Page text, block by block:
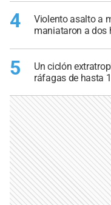
4
Violento asalto a
maniataron a dos
5
Un ciclón
ráfagas de hasta